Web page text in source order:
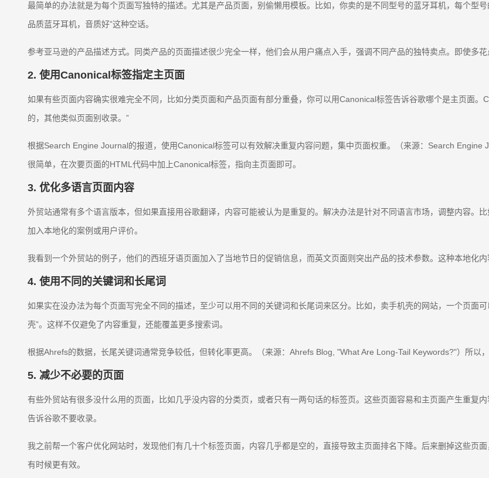
最简单的办法就是为每个页面写独特的描述。尤其是产品页面，别偷懒用模板。比如，你卖的是不同型号的蓝牙耳机，每个型
品质蓝牙耳机，音质好”这种空话。
参考亚马逊的产品描述方式。同类产品的页面描述很少完全一样，他们会从用户痛点入手，强调不同产品的独特卖点。即使多花
2. 使用Canonical标签指定主页面
如果有些页面内容确实很难完全不同，比如分类页面和产品页面有部分重叠，你可以用Canonical标签告诉谷歌哪个是主页面
的，其他类似页面别收录。”
根据Search Engine Journal的报道，使用Canonical标签可以有效解决重复内容问题，集中页面权重。（来源：Search
很简单，在次要页面的HTML代码中加上Canonical标签，指向主页面即可。
3. 优化多语言页面内容
外贸站通常有多个语言版本，但如果直接用谷歌翻译，内容可能被认为是重复的。解决办法是针对不同语言市场，调整内容。
加入本地化的案例或用户评价。
我看到一个外贸站的例子，他们的西班牙语页面加入了当地节日的促销信息，而英文页面则突出产品的技术参数。这种本地化
4. 使用不同的关键词和长尾词
如果实在没办法为每个页面写完全不同的描述，至少可以用不同的关键词和长尾词来区分。比如，卖手机壳的网站，一个页面
壳”。这样不仅避免了内容重复，还能覆盖更多搜索词。
根据Ahrefs的数据，长尾关键词通常竞争较低，但转化率更高。（来源：Ahrefs Blog, "What Are Long-Tail Keywords?"）所以
5. 减少不必要的页面
有些外贸站有很多没什么用的页面，比如几乎没内容的分类页，或者只有一两句话的标签页。这些页面容易和主页面产生重复
告诉谷歌不要收录。
我之前帮一个客户优化网站时，发现他们有几十个标签页面，内容几乎都是空的，直接导致主页面排名下降。后来删掉这些页
有时候更有效。